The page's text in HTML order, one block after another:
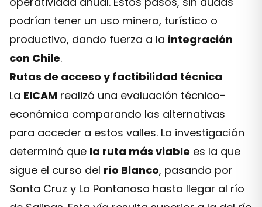
podrían tener un uso minero, turístico o
productivo, dando fuerza a la integración
con Chile.
Rutas de acceso y factibilidad técnica
La EICAM realizó una evaluación técnico-
económica comparando las alternativas
para acceder a estos valles. La investigación
determinó que la ruta más viable es la que
sigue el curso del río Blanco, pasando por
Santa Cruz y La Pantanosa hasta llegar al río